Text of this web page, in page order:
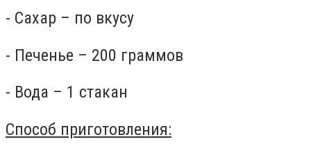
- Сахар – по вкусу
- Печенье – 200 граммов
- Вода – 1 стакан
Способ приготовления: